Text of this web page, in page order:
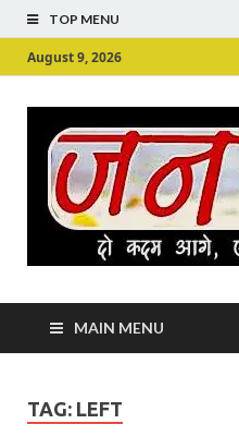
TOP MENU
August 9, 2026
MAIN MENU
TAG: LEFT